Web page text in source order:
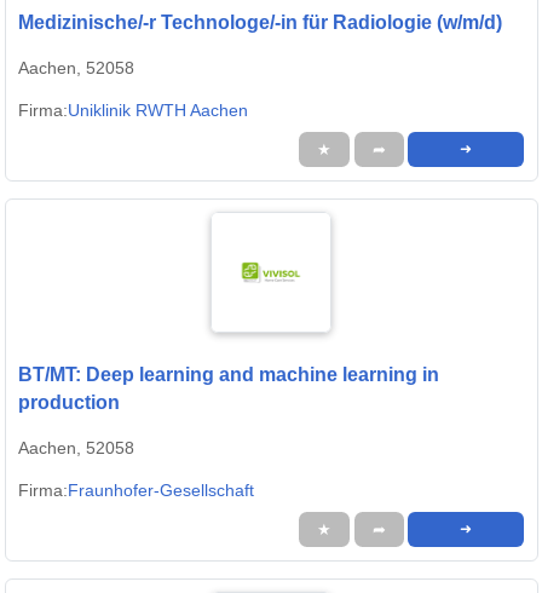
Medizinische/-r Technologe/-in für Radiologie (w/m/d)
Aachen, 52058
Firma:Uniklinik RWTH Aachen
★ ➦ ➜
BT/MT: Deep learning and machine learning in
production
Aachen, 52058
Firma:Fraunhofer-Gesellschaft
★ ➦ ➜